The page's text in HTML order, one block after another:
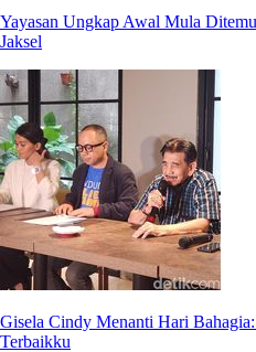
Yayasan Ungkap Awal Mula
Jaksel
Gisela Cindy Menanti Hari
Terbaikku